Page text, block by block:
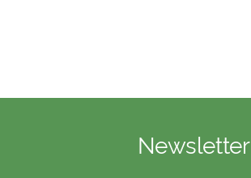
Newsletter